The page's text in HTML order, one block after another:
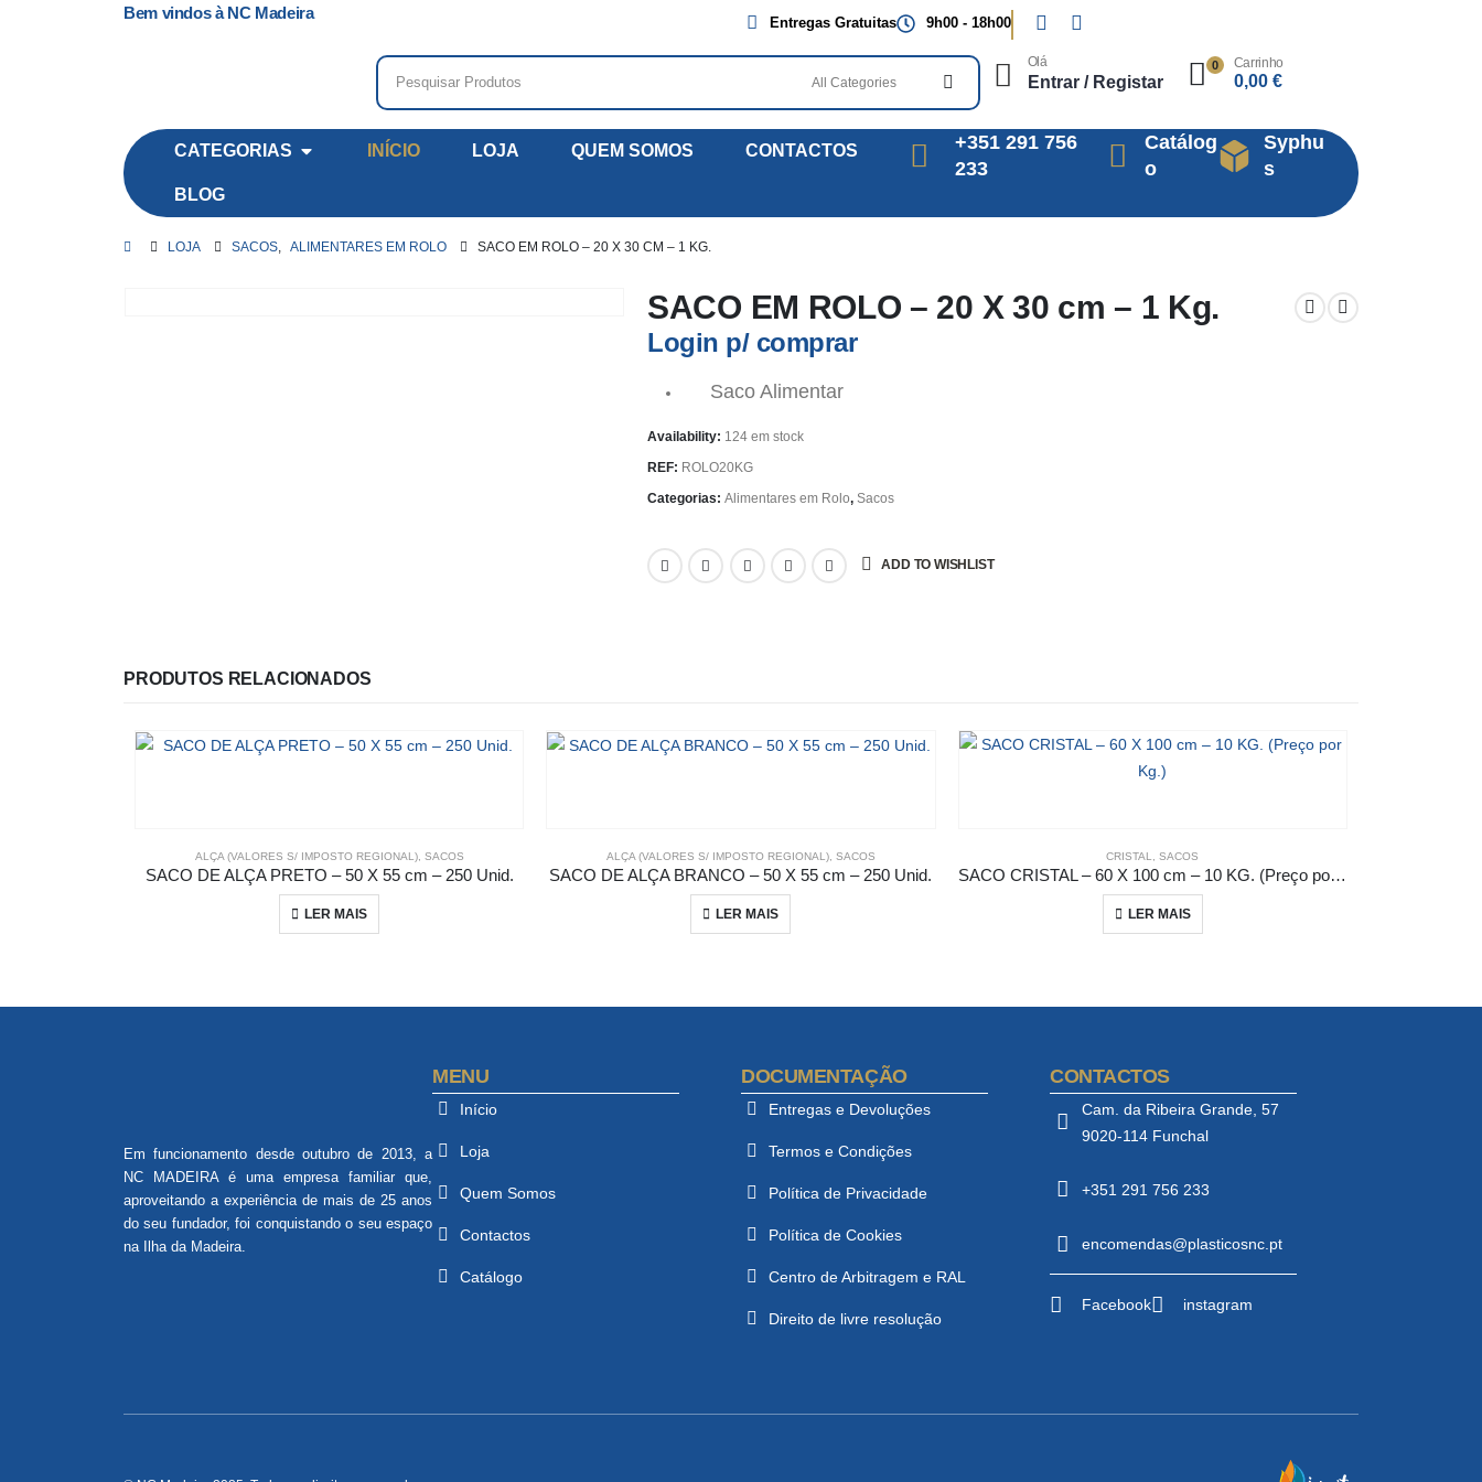
Bem vindos à NC Madeira
Entregas Gratuitas 9h00 - 18h00
Olá
Entrar / Registar
0 Carrinho
0,00 €
CATEGORIAS INÍCIO LOJA QUEM SOMOS CONTACTOS
BLOG
+351 291 756
233
Catálog
o
Syphu
s
LOJA SACOS, ALIMENTARES EM ROLO SACO EM ROLO – 20 X 30 CM – 1 KG.
SACO EM ROLO – 20 X 30 cm – 1 Kg.
Login p/ comprar
Saco Alimentar
Availability: 124 em stock
REF: ROLO20KG
Categorias: Alimentares em Rolo, Sacos
ADD TO WISHLIST
PRODUTOS RELACIONADOS
ALÇA (VALORES S/ IMPOSTO REGIONAL), SACOS
SACO DE ALÇA PRETO – 50 X 55 cm – 250 Unid.
LER MAIS
ALÇA (VALORES S/ IMPOSTO REGIONAL), SACOS
SACO DE ALÇA BRANCO – 50 X 55 cm – 250 Unid.
LER MAIS
CRISTAL ,SACOS
SACO CRISTAL – 60 X 100 cm – 10 KG. (Preço por Kg.)
LER MAIS
Em funcionamento desde outubro de 2013, a
NC MADEIRA é uma empresa familiar que,
aproveitando a experiência de mais de 25 anos
do seu fundador, foi conquistando o seu espaço
na Ilha da Madeira.
MENU
Início
Loja
Quem Somos
Contactos
Catálogo
DOCUMENTAÇÃO
Entregas e Devoluções
Termos e Condições
Política de Privacidade
Política de Cookies
Centro de Arbitragem e RAL
Direito de livre resolução
CONTACTOS
Cam. da Ribeira Grande, 57
9020-114 Funchal
+351 291 756 233
encomendas@plasticosnc.pt
Facebook instagram